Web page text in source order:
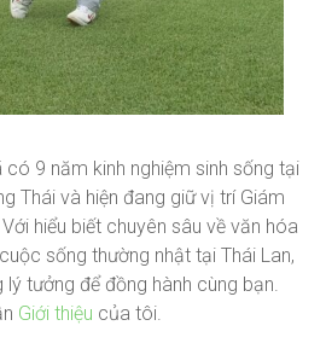
9 năm kinh nghiệm sinh sống tại
Thái và hiện đang giữ vị trí Giám
hiểu biết chuyên sâu về văn hóa
sống thường nhật tại Thái Lan,
tưởng để đồng hành cùng bạn.
Giới thiệu của tôi.